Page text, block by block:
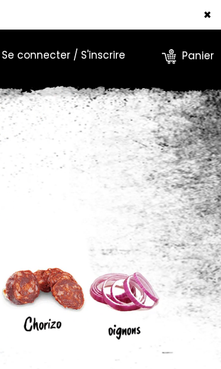
×
Se connecter / S'inscrire Panier